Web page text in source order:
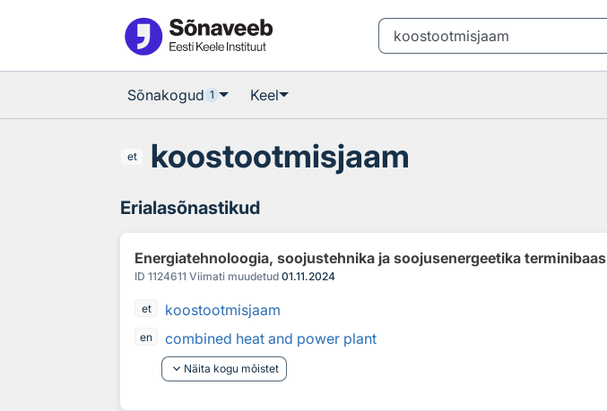
Sõnakogud 1 Keel
et koostootmisjaam
Erialasõnastikud
Energiatehnoloogia, soojustehnika ja soojusenergeetika terminibaas
ID 1124611 Viimati muudetud 01.11.2024
et koostootmisjaam
en
combined heat and power plant
keyboard_arrow_down Näita kogu mõistet